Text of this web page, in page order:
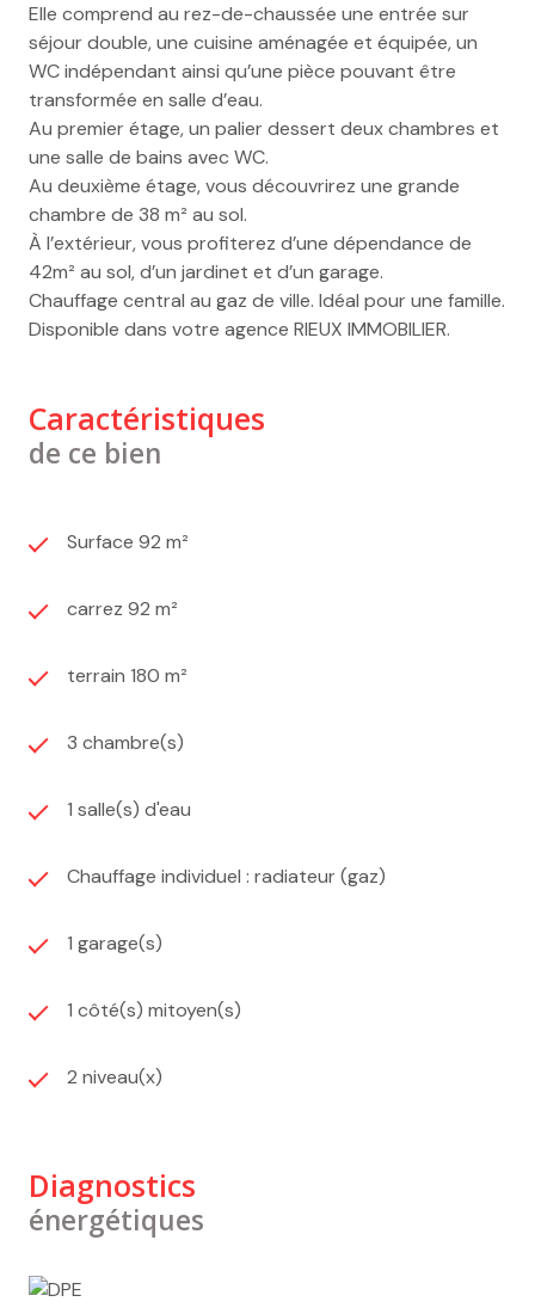
Elle comprend au rez-de-chaussée une entrée sur
séjour double, une cuisine aménagée et équipée, un
WC indépendant ainsi qu’une pièce pouvant être
transformée en salle d’eau.
Au premier étage, un palier dessert deux chambres et
une salle de bains avec WC.
Au deuxième étage, vous découvrirez une grande
chambre de 38 m² au sol.
À l’extérieur, vous profiterez d’une dépendance de
42m² au sol, d’un jardinet et d’un garage.
Chauffage central au gaz de ville. Idéal pour une famille.
Disponible dans votre agence RIEUX IMMOBILIER.
Caractéristiques
de ce bien
Surface 92 m²
carrez 92 m²
terrain 180 m²
3 chambre(s)
1 salle(s) d'eau
Chauffage individuel : radiateur (gaz)
1 garage(s)
1 côté(s) mitoyen(s)
2 niveau(x)
Diagnostics
énergétiques